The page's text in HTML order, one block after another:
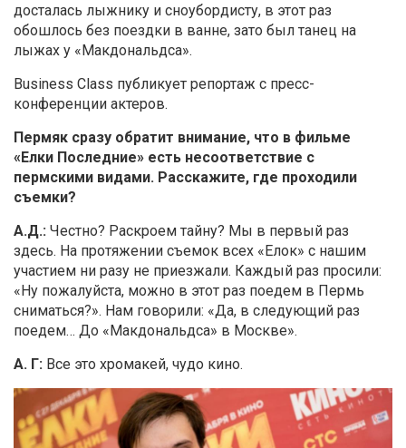
досталась лыжнику и сноубордисту, в этот раз
обошлось без поездки в ванне, зато был танец на
лыжах у «Макдональдса».
Business Class публикует репортаж с пресс-
конференции актеров.
Пермяк сразу обратит внимание, что в фильме
«Елки Последние» есть несоответствие с
пермскими видами. Расскажите, где проходили
съемки?
А.Д.: Честно? Раскроем тайну? Мы в первый раз
здесь. На протяжении съемок всех «Елок» с нашим
участием ни разу не приезжали. Каждый раз просили:
«Ну пожалуйста, можно в этот раз поедем в Пермь
сниматься?». Нам говорили: «Да, в следующий раз
поедем… До «Макдональдса» в Москве».
А. Г: Все это хромакей, чудо кино.